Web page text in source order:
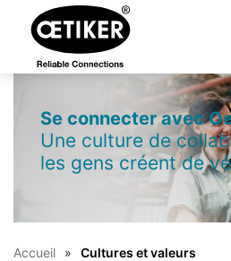
Se connecter avec
Une culture de
les gens créent de
Accueil Cultures et valeurs